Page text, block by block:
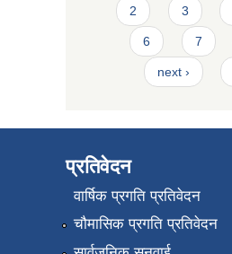
2 3
6 7
next ›
प्रतिवेदन
वार्षिक प्रगति प्रतिवेदन
चौमासिक प्रगति प्रतिवेदन